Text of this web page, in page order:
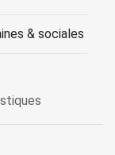
& sociales